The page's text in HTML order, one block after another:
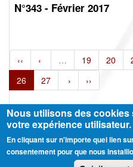
N°343 - Février 2017
‹‹ ‹ … 19 20
26
27 › ››
Ⓒ CGT Fédération THCB - Tous
Nous utilisons des
votre expérience utilisateur.
En cliquant sur n'importe quel lien
consentement pour que nous